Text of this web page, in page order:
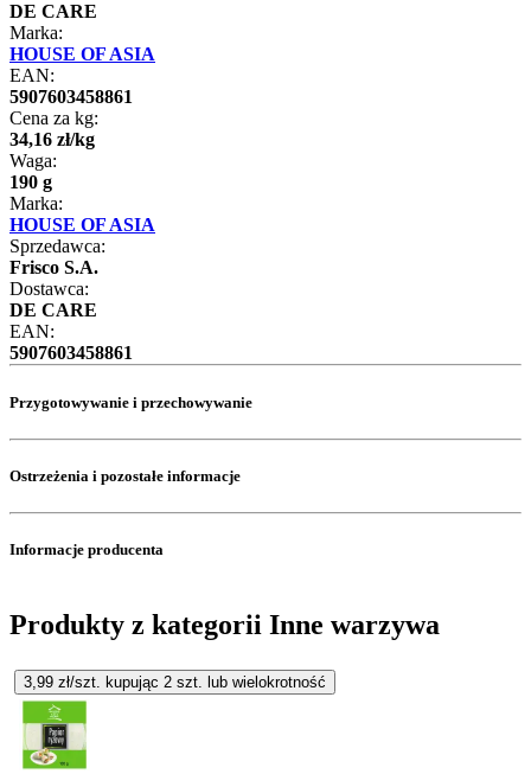
DE CARE
Marka:
HOUSE OF ASIA
EAN:
5907603458861
Cena za kg:
34,16 zł/kg
Waga:
190 g
Marka:
HOUSE OF ASIA
Sprzedawca:
Frisco S.A.
Dostawca:
DE CARE
EAN:
5907603458861
Przygotowywanie i przechowywanie
Ostrzeżenia i pozostałe informacje
Informacje producenta
Produkty z kategorii Inne warzywa
3,99 zł/szt. kupując 2 szt. lub wielokrotność